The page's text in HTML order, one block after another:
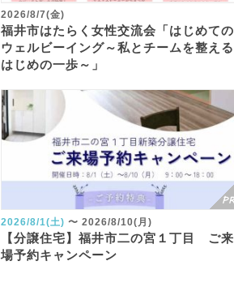
2026/8/7(金)
福井市はたらく女性交流会「はじめての
ウェルビーイング～私とチームを整える
はじめの一歩～」
2026/8/1(土) 〜 2026/8/10(月)
【分譲住宅】福井市二の宮１丁目 ご来
場予約キャンペーン